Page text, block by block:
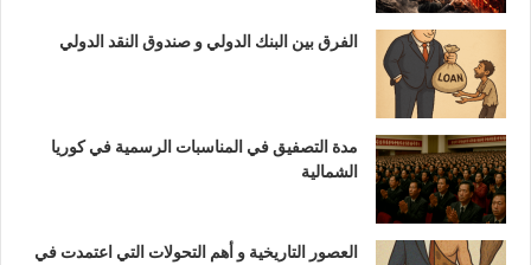
الفرق بين البنك الدولي و صندوق النقد الدولي
مدة التصفيق في المناسبات الرسمية في كوريا
الشمالية
العصور التاريخية و أهم التحولات التي اعتمدت في